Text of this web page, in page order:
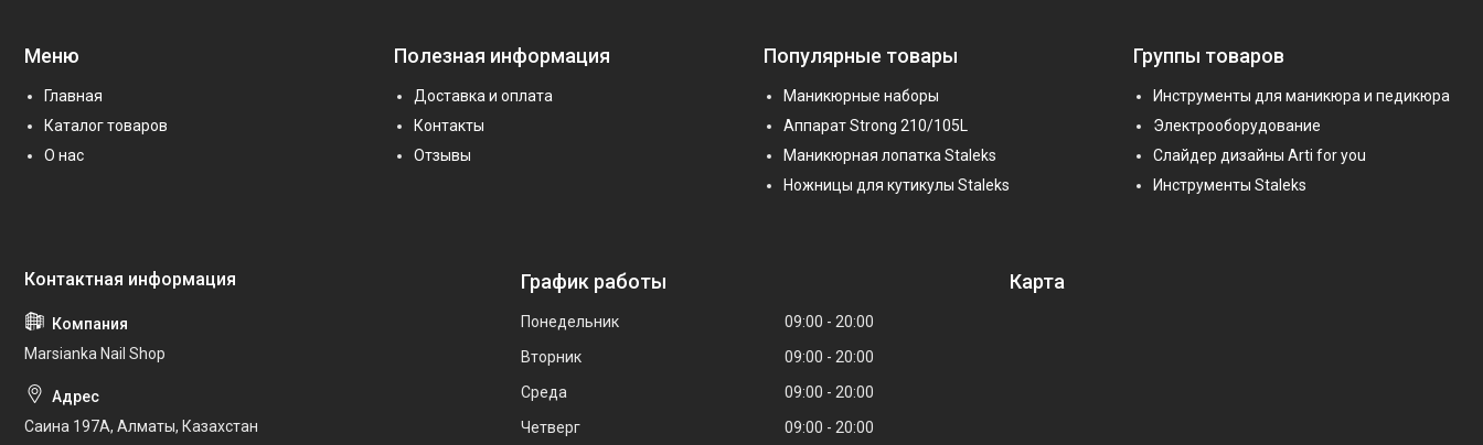
Меню
Главная
Каталог товаров
О нас
Полезная информация
Доставка и оплата
Контакты
Отзывы
Популярные товары
Маникюрные наборы
Аппарат Strong 210/105L
Маникюрная лопатка Staleks
Ножницы для кутикулы Staleks
Группы товаров
Инструменты для маникюра и педикюра
Электрооборудование
Слайдер дизайны Arti for you
Инструменты Staleks
Marsianka Nail Shop
Саина 197А, Алматы, Казахстан
График работы
Понедельник 09:00
20:00
Вторник
09:00
20:00
Среда
09:00
20:00
Четверг
09:00 20:00
Карта